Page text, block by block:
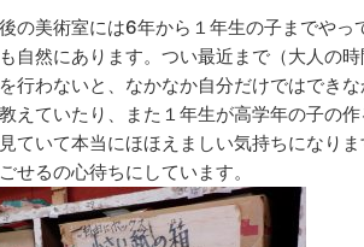
の美術室には6年から１年生の子までやっ
自然にあります。つい最近まで（大人の
行わないと、なかなか自分だけではでき
えていたり、また１年生が高学年の子の
ていて本当にほほえましい気持ちになり
せるの心待ちにしています。